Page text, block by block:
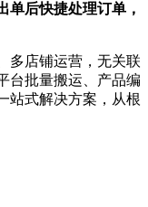
单后快捷处理订单，
多店铺运营，无关联
台批量搬运、产品编
站式解决方案，从根